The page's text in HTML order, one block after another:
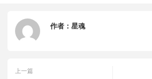
作者： 星魂
上一篇